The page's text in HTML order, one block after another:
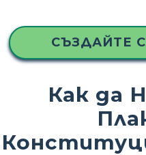
СЪЗДАЙТЕ
Как да